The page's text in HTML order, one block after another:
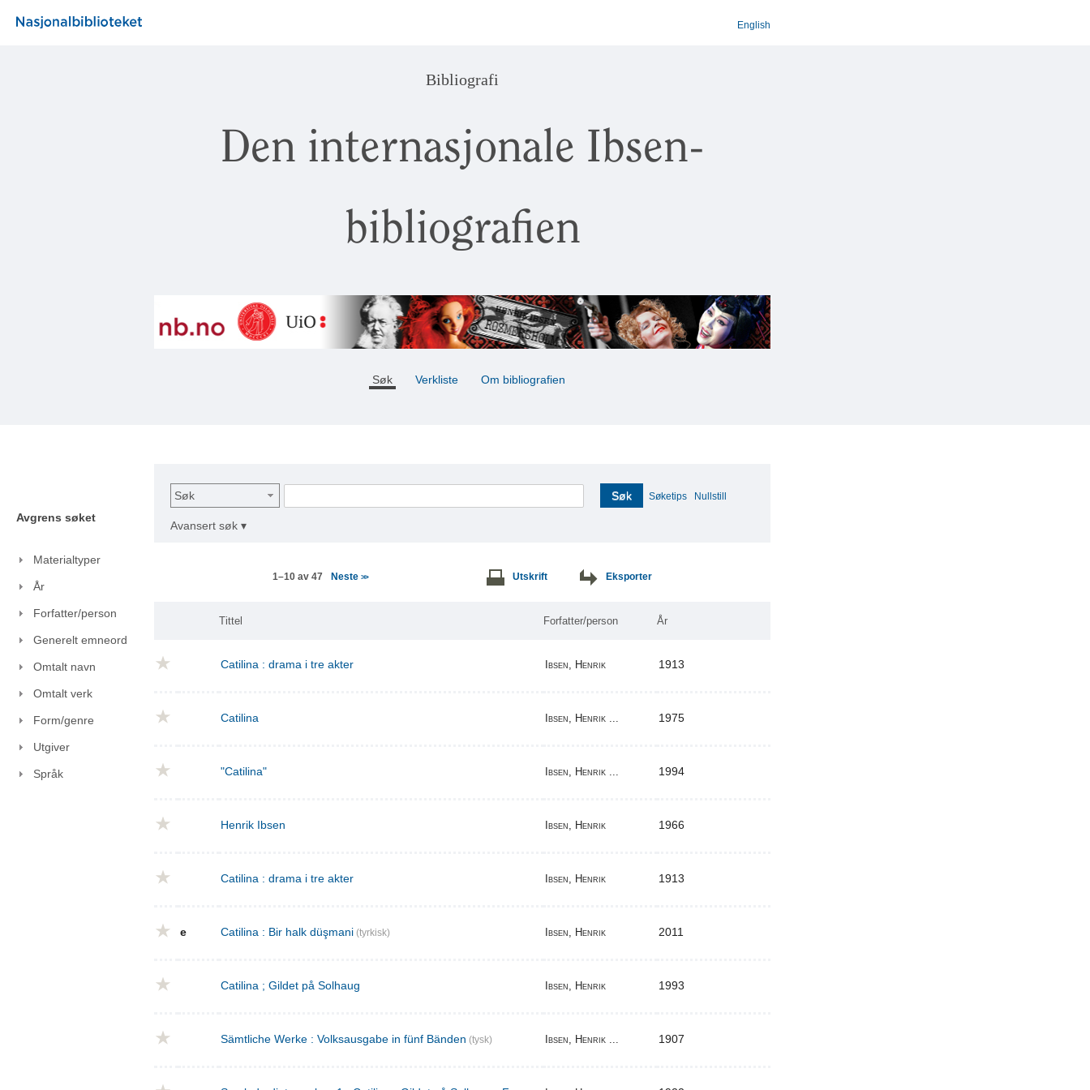
English
Bibliografi
Den internasjonale Ibsen-
bibliografien
Søk Verkliste Om bibliografien
Avgrens søket
Materialtyper
År
Forfatter/person
Generelt emneord
Omtalt navn
Omtalt verk
Form/genre
Utgiver
Språk
Søk Søk Søketips Nullstill
Avansert søk ▾
1–10 av 47 Neste>> Utskrift Eksporter
Tittel Forfatter/person År
Catilina : drama i tre akter Ibsen, Henrik 1913
Catilina Ibsen, Henrik ... 1975
"Catilina" Ibsen, Henrik ... 1994
Henrik Ibsen Ibsen, Henrik 1966
Catilina : drama i tre akter Ibsen, Henrik 1913
e Catilina : Bir halk düşmani (tyrkisk) Ibsen, Henrik 2011
Catilina ; Gildet på Solhaug Ibsen, Henrik 1993
Sämtliche Werke : Volksausgabe in fünf Bänden (tysk) Ibsen, Henrik ... 1907